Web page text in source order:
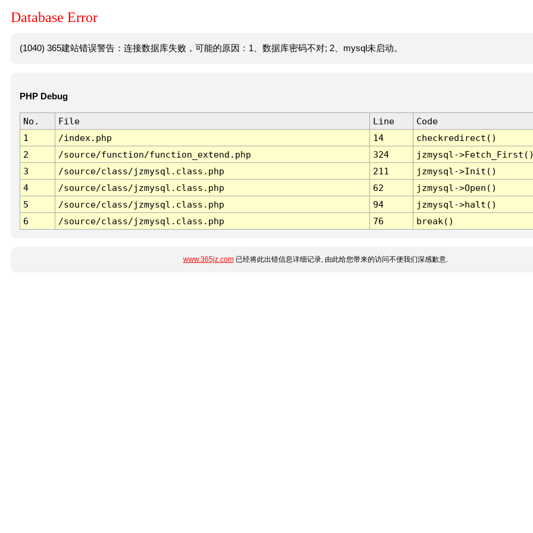
Database Error
(1040) 365建站错误警告：连接数据库失败，可能的原因：1、数据库密码不对; 2、mysql未启动。
PHP Debug
No. File Line
Code
1
/index.php 14
checkredirect()
2
/source/function/function_extend.php 324
jzmysql-
3
/source/class/jzmysql.class.php 211
jzmysql->Init()
4
/source/class/jzmysql.class.php 62
jzmysql->Open()
5
/source/class/jzmysql.class.php 94
jzmysql->halt()
6
/source/class/jzmysql.class.php 76 break()
www.365jz.com已经将此出错信息详细记录, 由此给您带来的访问不便我们深感歉意.